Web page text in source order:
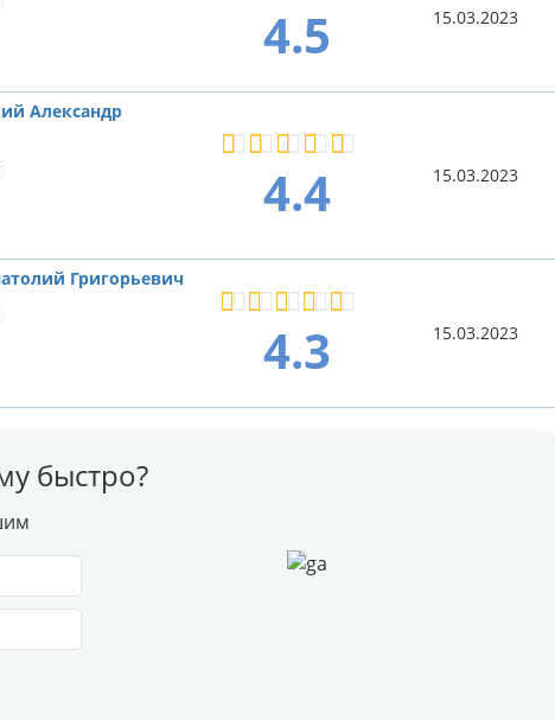
4.5 15.03.2023
Александр
4.4 15.03.2023
Григорьевич
4.3 15.03.2023
быстро?